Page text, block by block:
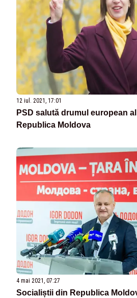
12 iul. 2021, 17:01
PSD salută drumul european
Republica Moldova
4 mai 2021, 07:27
Socialiștii din Republica